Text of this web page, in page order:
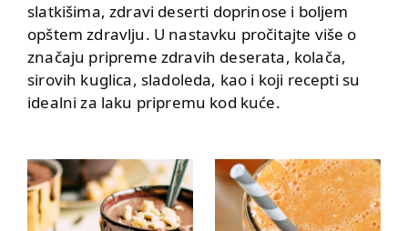
slatkišima, zdravi deserti doprinose i boljem
opštem zdravlju. U nastavku pročitajte više o
značaju pripreme zdravih deserata, kolača,
sirovih kuglica, sladoleda, kao i koji recepti su
idealni za laku pripremu kod kuće.